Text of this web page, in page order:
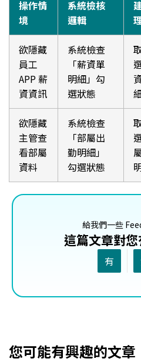
操作情
境
系統檢核
邏輯
欲隱藏
員工
APP 薪
資資訊
系統檢查
「薪資單
明細」勾
選狀態
欲隱藏
主管查
看部屬
資料
系統檢查
「部屬出
勤明細」
勾選狀態
給我們一些
這篇文章對您
有
您可能有興趣的文章